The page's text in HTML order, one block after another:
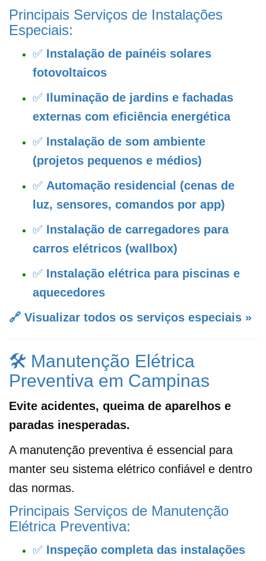
Principais Serviços de Instalações
Especiais:
✅ Instalação de painéis solares
fotovoltaicos
✅ Iluminação de jardins e fachadas
externas com eficiência energética
✅ Instalação de som ambiente
(projetos pequenos e médios)
✅ Automação residencial (cenas de
luz, sensores, comandos por app)
✅ Instalação de carregadores para
carros elétricos (wallbox)
✅ Instalação elétrica para piscinas e
aquecedores
🔗 Visualizar todos os serviços especiais »
🛠️ Manutenção Elétrica
Preventiva em Campinas
Evite acidentes, queima de aparelhos e
paradas inesperadas.
A manutenção preventiva é essencial para
manter seu sistema elétrico confiável e dentro
das normas.
Principais Serviços de Manutenção
Elétrica Preventiva:
✅ Inspeção completa das instalações